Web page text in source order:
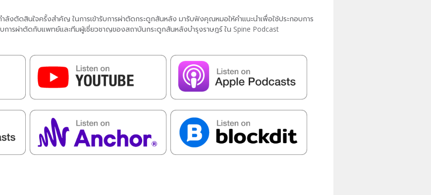
ลังตัดสินใจครั้งสำคัญ ในการเข้ารับการผ่าตัดกระดูกสันหลัง มารับฟังคุณหมอให้คำแนะนำเพื่อใช้ประกอบการ
การผ่าตัดกับแพทย์และทีมผู้เชี่ยวชาญของสถาบันกระดูกสันหลังบำรุงราษฎร์ ใน Spine Podcast